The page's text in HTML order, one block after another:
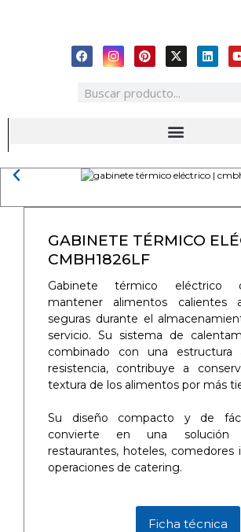
GABINETE TÉRMICO
CMBH1826LF
Gabinete térmico eléctrico
mantener alimentos calientes
seguras durante el
servicio. Su sistema de
combinado con una estructura
resistencia, contribuye a
textura de los alimentos por más
Su diseño compacto y de
convierte en una solución
restaurantes, hoteles, comedores
operaciones de catering.
Ficha técnica